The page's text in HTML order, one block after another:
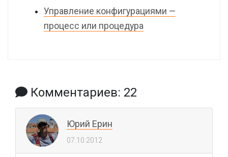
Управление конфигурациями —
процесс или процедура
Комментариев: 22
Юрий Ерин
07.10.2012